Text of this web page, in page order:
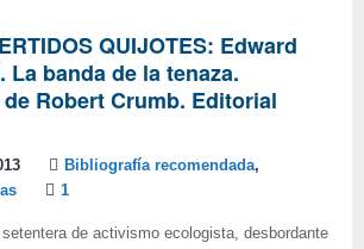
QUIJOTES: Edward
La banda de la tenaza.
Robert Crumb. Editorial
Bibliografía recomendada,
1
de activismo ecologista, desbordante